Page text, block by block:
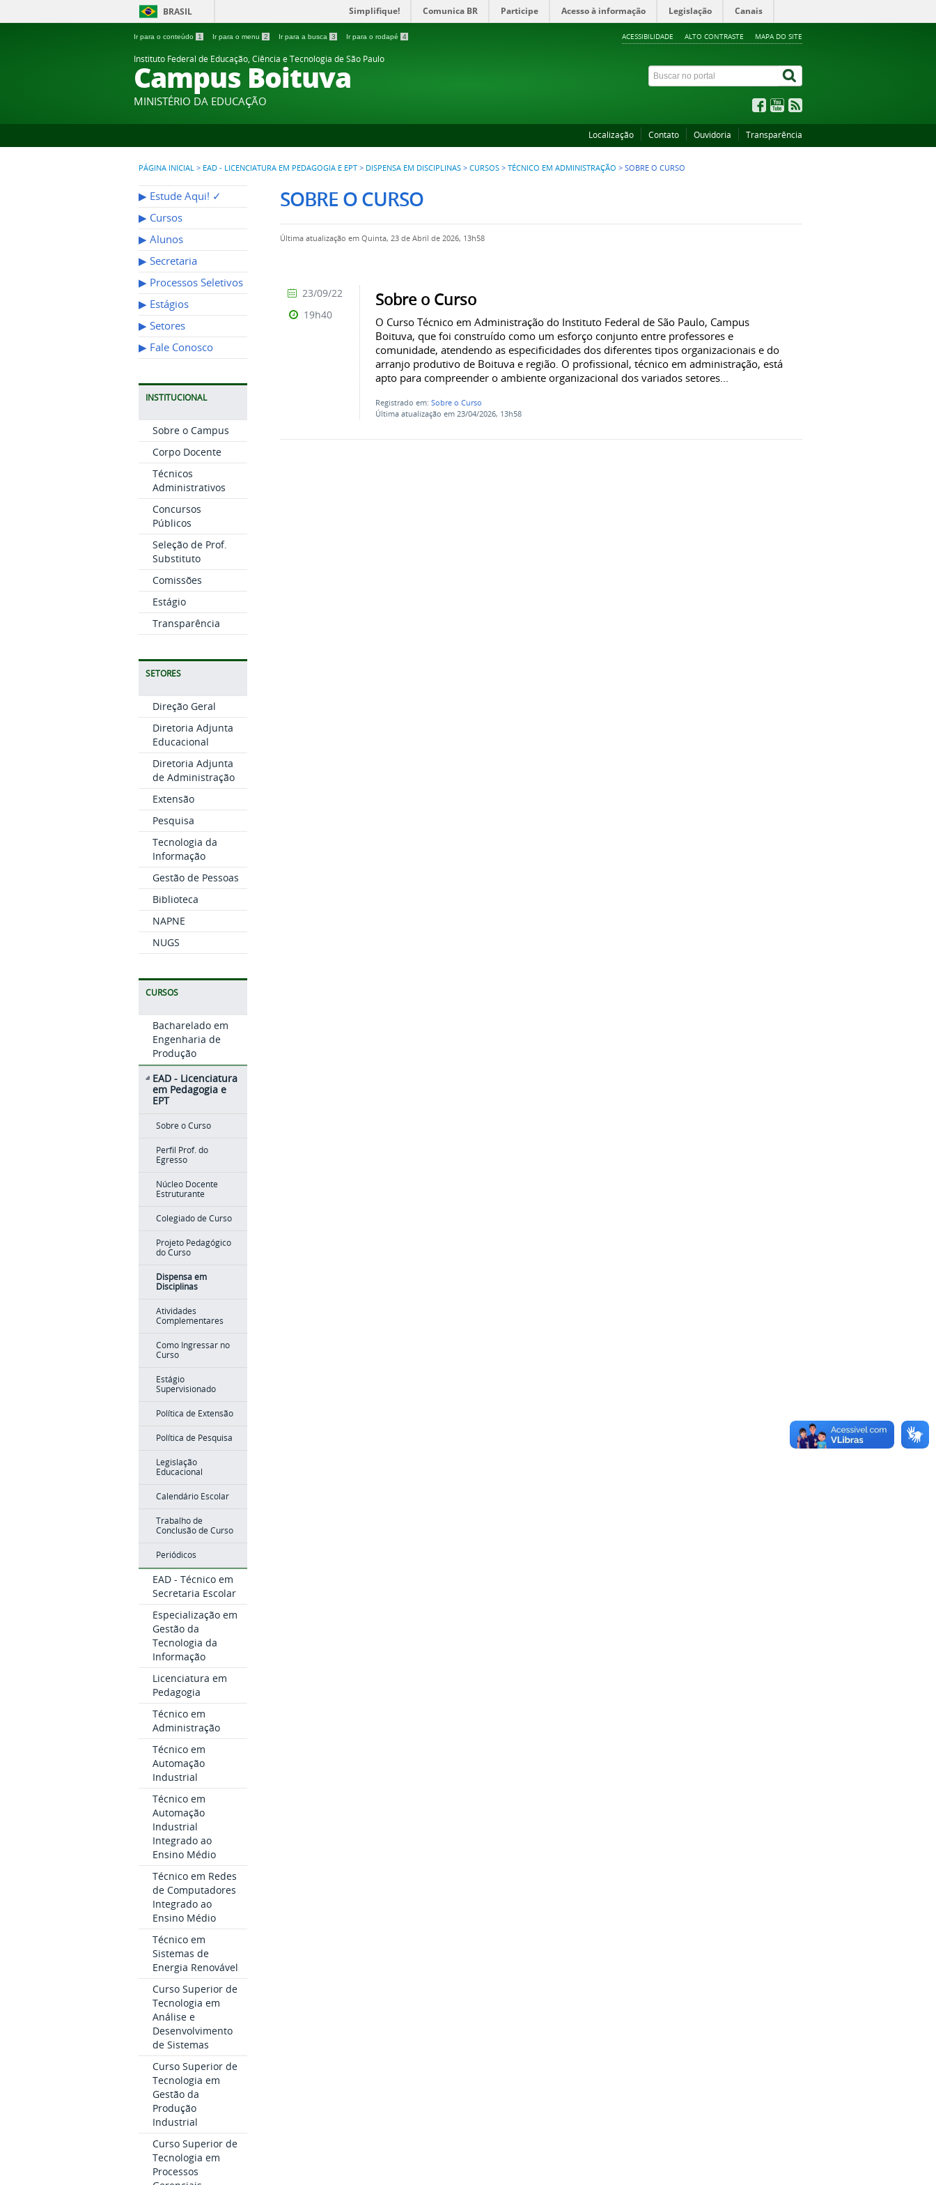
BRASIL Simplifique! Comunica BR Participe Acesso à informação Legislação Canais
Ir para o conteúdo 1 Ir para o menu 2 Ir para a busca 3 Ir para o rodapé 4 ACESSIBILIDADE ALTO CONTRASTE MAPA DO SITE
Instituto Federal de Educação, Ciência e Tecnologia de São Paulo
Campus Boituva
MINISTÉRIO DA EDUCAÇÃO
Localização Contato Ouvidoria Transparência
PÁGINA INICIAL > EAD - LICENCIATURA EM PEDAGOGIA E EPT > DISPENSA EM DISCIPLINAS > CURSOS > TÉCNICO EM ADMINISTRAÇÃO > SOBRE O CURSO
▶︎ Estude Aqui! ✓
▶︎ Cursos
▶︎ Alunos
▶︎ Secretaria
▶︎ Processos Seletivos
▶︎ Estágios
▶︎ Setores
▶︎ Fale Conosco
INSTITUCIONAL
Sobre o Campus
Corpo Docente
Técnicos
Administrativos
Concursos
Públicos
Seleção de Prof.
Substituto
Comissões
Estágio
Transparência
SETORES
Direção Geral
Diretoria Adjunta
Educacional
Diretoria Adjunta
de Administração
Extensão
Pesquisa
Tecnologia da
Informação
Gestão de Pessoas
Biblioteca
NAPNE
NUGS
CURSOS
Bacharelado em
Engenharia de
Produção
EAD - Licenciatura
em Pedagogia e
EPT
Sobre o Curso
Perfil Prof. do
Egresso
Núcleo Docente
Estruturante
Colegiado de Curso
Projeto Pedagógico
do Curso
Dispensa em
Disciplinas
Atividades
Complementares
Como Ingressar no
Curso
Estágio
Supervisionado
Política de Extensão
Política de Pesquisa
Legislação
Educacional
Calendário Escolar
Trabalho de
Conclusão de Curso
Periódicos
EAD - Técnico em
Secretaria Escolar
Especialização em
Gestão da
Tecnologia da
Informação
Licenciatura em
Pedagogia
Técnico em
Administração
Técnico em
Automação
Industrial
Técnico em
Automação
Industrial
Integrado ao
Ensino Médio
Técnico em Redes
de Computadores
Integrado ao
Ensino Médio
Técnico em
Sistemas de
Energia Renovável
Curso Superior de
Tecnologia em
Análise e
Desenvolvimento
de Sistemas
Curso Superior de
Tecnologia em
Gestão da
Produção
Industrial
Curso Superior de
Tecnologia em
Processos
SOBRE O CURSO
Última atualização em Quinta, 23 de Abril de 2026, 13h58
Sobre o Curso
O Curso Técnico em Administração do Instituto Federal de São Paulo, Campus
Boituva, que foi construído como um esforço conjunto entre professores e
comunidade, atendendo as especificidades dos diferentes tipos organizacionais e do
arranjo produtivo de Boituva e região. O profissional, técnico em administração, está
apto para compreender o ambiente organizacional dos variados setores...
Registrado em:Sobre o Curso
Última atualização em 23/04/2026, 13h58
23/09/22
19h40